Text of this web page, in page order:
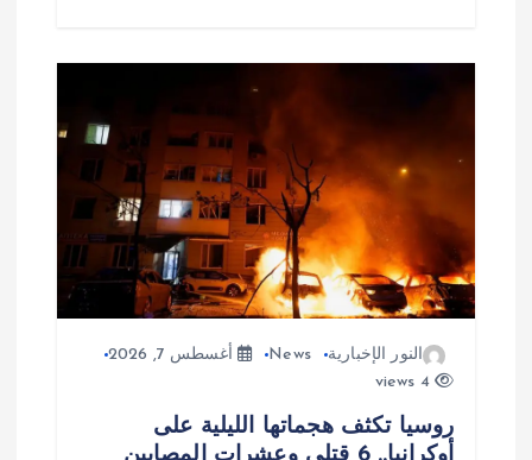
النور الإخبارية News
أغسطس 7, 2026
4 views
روسيا تكثف هجماتها الليلية على